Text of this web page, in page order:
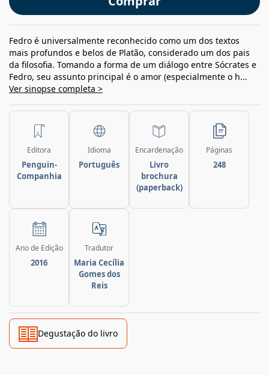
Fedro é universalmente reconhecido como um dos textos
mais profundos e belos de Platão, considerado um dos pais
da filosofia. Tomando a forma de um diálogo entre Sócrates e
Fedro, seu assunto principal é o amor (especialmente o h...
Ver sinopse completa >
Editora
Penguin-
Companhia
Idioma
Português
Encardenação
Livro
brochura
(paperback)
Páginas
248
Ano de Edição
2016
Tradutor
Maria Cecília
Gomes dos
Reis
Degustação do livro